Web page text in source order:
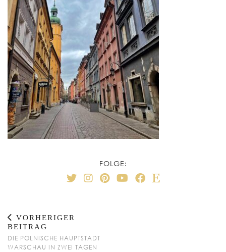
FOLGE:
VORHERIGER
BEITRAG
DIE POLNISCHE HAUPTSTADT
WARSCHAU IN ZWEI TAGEN